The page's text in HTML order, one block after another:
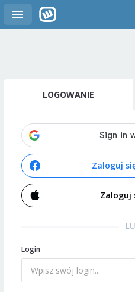
LOGOWANIE
Zaloguj
Zaloguj
Login